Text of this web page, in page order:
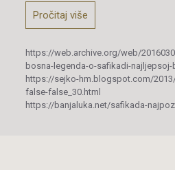
Pročitaj više
https://web.archive.org/web/
bosna-legenda-o-safikadi-
https://sejko-hm.blogspot.com/
false-false_30.html
https://banjaluka.net/safikada-